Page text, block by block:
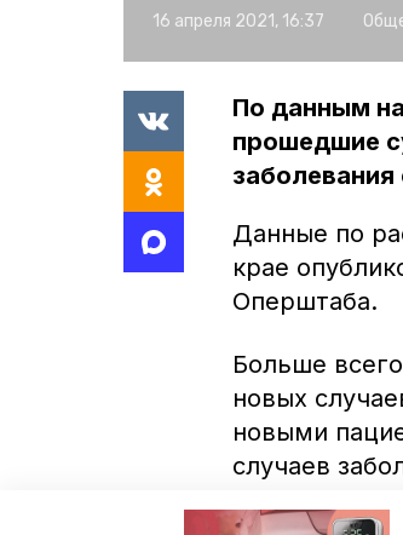
16 апреля 2021, 16:37
По данным
прошедшие
Данные по
крае
Оперштаба.
Больше
новых
новыми
случаев
За сутки